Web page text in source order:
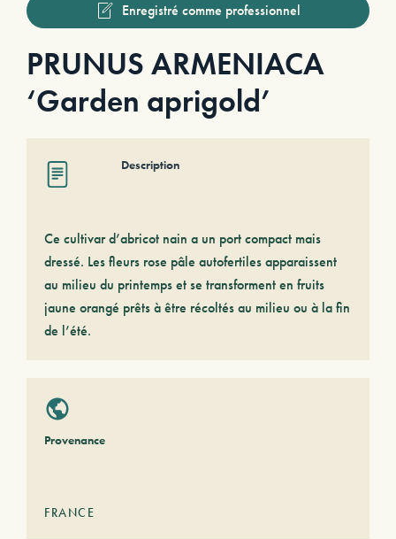
Enregistré comme professionnel
PRUNUS ARMENIACA
‘Garden aprigold’
Description
Ce cultivar d’abricot nain a un port compact mais
dressé. Les fleurs rose pâle autofertiles apparaissent
au milieu du printemps et se transforment en fruits
jaune orangé prêts à être récoltés au milieu ou à la fin
de l’été.
Provenance
FRANCE